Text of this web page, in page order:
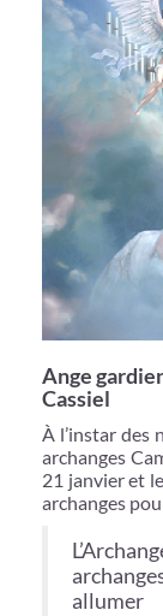
Ange
Cassiel
À l’instar des
archanges
21 janvier et
archanges